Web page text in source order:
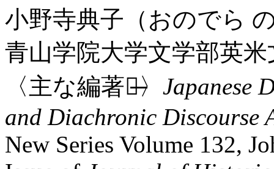
小野寺典子（おのでら
青山学院大学文学部英
〈主な編著書̶〉 Japanese
and Diachronic Discourse
New Series Volume 132,